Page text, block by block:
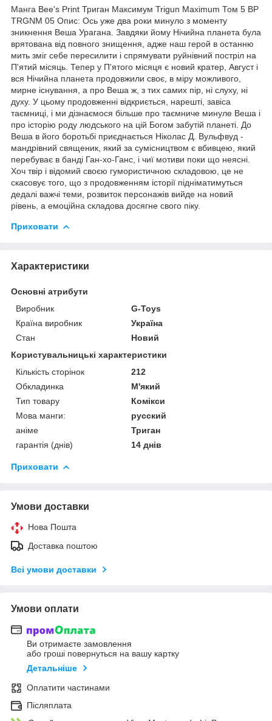
Манга Bee's Print Триган Максимум Trigun Maximum Том 5 BP
TRGNM 05 Опис: Ось уже два роки минуло з моменту
зникнення Веша Урагана. Завдяки йому Нічийна планета була
врятована від повного знищення, адже наш герой в останню
мить зміг себе пересилити і спрямувати руйнівний постріл на
П'ятий місяць. Тепер у П'ятого місяця є новий кратер, Август і
вся Нічийна планета продовжили своє, в міру можливого,
мирне існування, а про Веша ж, з тих самих пір, ні слуху, ні
духу. У цьому продовженні відкриється, нарешті, завіса
таємниці, і ми дізнаємося більше про таємниче минуле Веша і
про історію роду людського на цій Богом забутій планеті. До
Веша в його боротьбі приєднається Ніколас Д. Вульфвуд -
мандрівний священик, який за сумісництвом є вбивцею, який
перебуває в банді Ган-хо-Ганс, і чиї мотиви поки що неясні.
Хоч твір і відомий своєю гумористичною складовою, це не
скасовує того, що з продовженням історії підніматимуться
дедалі важчі теми, розвиток персонажів вийде на новий
рівень, а емоційна складова досягне свого піку.
Приховати
Характеристики
Основні атрибути
Виробник
G-Toys
Країна виробник
Україна
Стан
Новий
Користувальницькі характеристики
Кількість сторінок
212
Обкладинка
М'який
Тип товару
Комікси
Мова манги:
русский
аніме
Триган
гарантія (днів)
14 днів
Приховати
Умови доставки
Нова Пошта
Доставка поштою
Всі умови доставки
Умови оплати
Ви отримаєте замовлення
або гроші повернуться на вашу картку
Детальніше
Оплатити частинами
Післяплата